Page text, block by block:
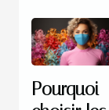
Pourquoi